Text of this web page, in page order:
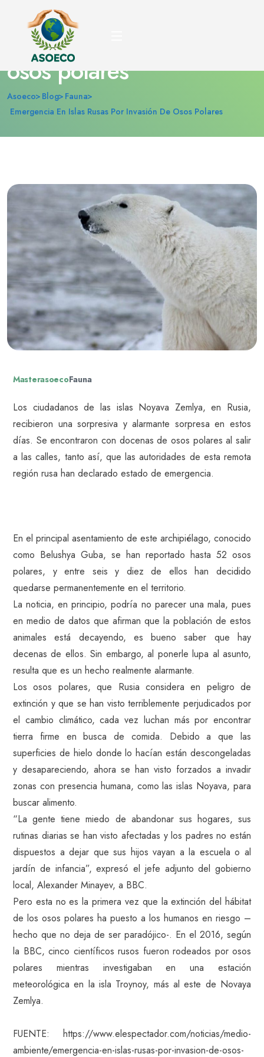
Emergencia en islas
rusas por invasión de
osos polares
Asoeco Blog Fauna
Emergencia En Islas Rusas Por Invasión De Osos Polares
MasterasoecoFauna
Los ciudadanos de las islas Noyava Zemlya, en Rusia,
recibieron una sorpresiva y alarmante sorpresa en estos
días. Se encontraron con docenas de osos polares al salir
a las calles, tanto así, que las autoridades de esta remota
región rusa han declarado estado de emergencia.
En el principal asentamiento de este archipiélago, conocido
como Belushya Guba, se han reportado hasta 52 osos
polares, y entre seis y diez de ellos han decidido
quedarse permanentemente en el territorio.
La noticia, en principio, podría no parecer una mala, pues
en medio de datos que afirman que la población de estos
animales está decayendo, es bueno saber que hay
decenas de ellos. Sin embargo, al ponerle lupa al asunto,
resulta que es un hecho realmente alarmante.
Los osos polares, que Rusia considera en peligro de
extinción y que se han visto terriblemente perjudicados por
el cambio climático, cada vez luchan más por encontrar
tierra firme en busca de comida. Debido a que las
superficies de hielo donde lo hacían están descongeladas
y desapareciendo, ahora se han visto forzados a invadir
zonas con presencia humana, como las islas Noyava, para
buscar alimento.
“La gente tiene miedo de abandonar sus hogares, sus
rutinas diarias se han visto afectadas y los padres no están
dispuestos a dejar que sus hijos vayan a la escuela o al
jardín de infancia”, expresó el jefe adjunto del gobierno
local, Alexander Minayev, a BBC.
Pero esta no es la primera vez que la extinción del hábitat
de los osos polares ha puesto a los humanos en riesgo –
hecho que no deja de ser paradójico-. En el 2016, según
la BBC, cinco científicos rusos fueron rodeados por osos
polares mientras investigaban en una estación
meteorológica en la isla Troynoy, más al este de Novaya
Zemlya.
FUENTE: https://www.elespectador.com/noticias/medio-
ambiente/emergencia-en-islas-rusas-por-invasion-de-osos-